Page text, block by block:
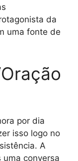
da
uma fonte de
por dia
isso logo no
A
uma conversa